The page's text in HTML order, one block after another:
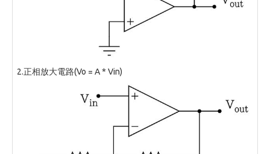
2.正相放大電路(Vo = A * Vin)